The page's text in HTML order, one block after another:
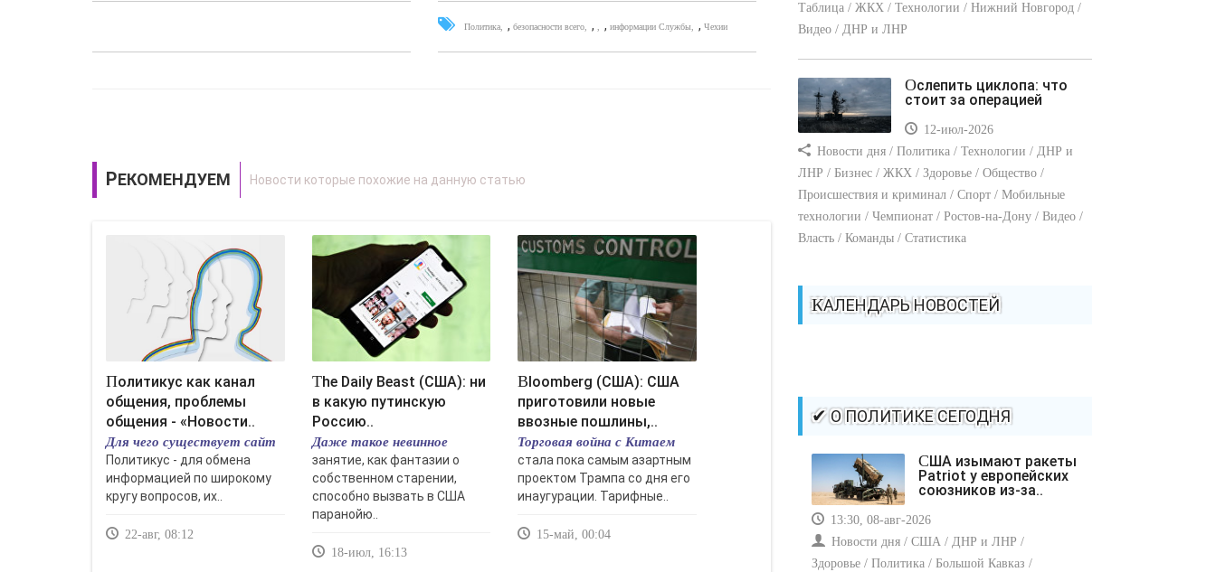
Политика ,безопасности всего , ,информации Службы ,Чехии
РЕКОМЕНДУЕМ
Политикус как канал
общения, проблемы
общения - «Новости..
Для чего существует сайт
Политикус - для обмена
информацией по широкому
кругу вопросов, их..
22-авг, 08:12
The Daily Beast (США): ни
в какую путинскую
Россию..
Даже такое невинное
занятие, как фантазии о
собственном старении,
способно вызвать в США
паранойю..
18-июл, 16:13
Bloomberg (США): США
приготовили новые
ввозные пошлины,..
Торговая война с Китаем
стала пока самым азартным
проектом Трампа со дня его
инаугурации. Тарифные..
15-май, 00:04
Таблица / ЖКХ / Технологии / Нижний Новгород /
Видео / ДНР и ЛНР
Ослепить циклопа: что
стоит за операцией
12-июл-2026
Новости дня / Политика / Технологии / ДНР и
ЛНР / Бизнес / ЖКХ / Здоровье / Общество /
Происшествия и криминал / Спорт / Мобильные
технологии / Чемпионат / Ростов-на-Дону / Видео /
Власть / Команды / Статистика
КАЛЕНДАРЬ НОВОСТЕЙ
✔ О ПОЛИТИКЕ СЕГОДНЯ
США изымают ракеты
Patriot у европейских
союзников из-за..
13:30, 08-авг-2026
Новости дня / США / ДНР и ЛНР /
Здоровье / Политика / Большой Кавказ /